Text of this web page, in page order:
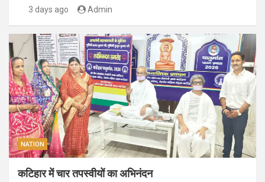
3 days ago Admin
NATION
कटिहार में चार तपस्वीयों का अभिनंदन